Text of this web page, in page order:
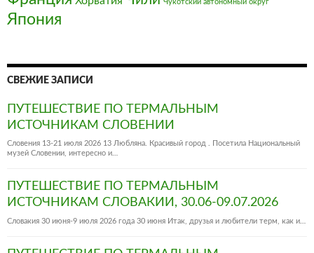
Чукотский автономный округ
Япония
СВЕЖИЕ ЗАПИСИ
ПУТЕШЕСТВИЕ ПО ТЕРМАЛЬНЫМ
ИСТОЧНИКАМ СЛОВЕНИИ
Словения 13-21 июля 2026 13 Любляна. Красивый город . Посетила Национальный
музей Словении, интересно и…
ПУТЕШЕСТВИЕ ПО ТЕРМАЛЬНЫМ
ИСТОЧНИКАМ СЛОВАКИИ, 30.06-09.07.2026
Словакия 30 июня-9 июля 2026 года 30 июня Итак, друзья и любители терм, как и…